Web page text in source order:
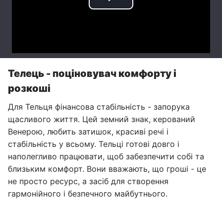
Телець - поціновувач комфорту і
розкоші
Для Тельця фінансова стабільність - запорука
щасливого життя. Цей земний знак, керований
Венерою, любить затишок, красиві речі і
стабільність у всьому. Тельці готові довго і
наполегливо працювати, щоб забезпечити собі та
близьким комфорт. Вони вважають, що гроші - це
не просто ресурс, а засіб для створення
гармонійного і безпечного майбутнього.